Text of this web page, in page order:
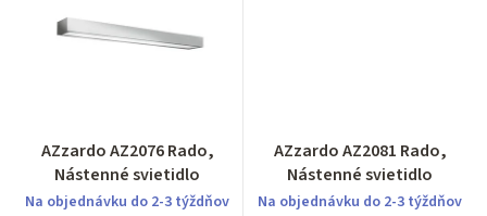
AZzardo AZ2076 Rado,
Nástenné svietidlo
Na objednávku do 2-3 týždňov
AZzardo AZ2081 Rado,
Nástenné svietidlo
Na objednávku do 2-3 týždňov